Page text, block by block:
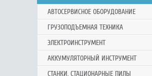
АВТОСЕРВИСНОЕ ОБОРУДОВАНИЕ
ГРУЗОПОДЪЕМНАЯ ТЕХНИКА
ЭЛЕКТРОИНСТРУМЕНТ
АККУМУЛЯТОРНЫЙ ИНСТРУМЕНТ
СТАНКИ, СТАЦИОНАРНЫЕ ПИЛЫ